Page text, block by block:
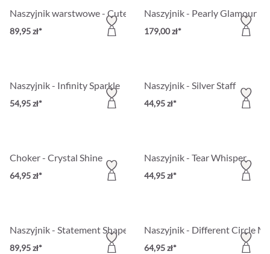
Naszyjnik warstwowe - Cute Classic
89,95 zł*
Naszyjnik - Pearly Glamour
179,00 zł*
Naszyjnik - Infinity Sparkle
54,95 zł*
Naszyjnik - Silver Staff
44,95 zł*
Choker - Crystal Shine
64,95 zł*
Naszyjnik - Tear Whisper
44,95 zł*
Naszyjnik - Statement Shapes
89,95 zł*
Naszyjnik - Different Circle
64,95 zł*